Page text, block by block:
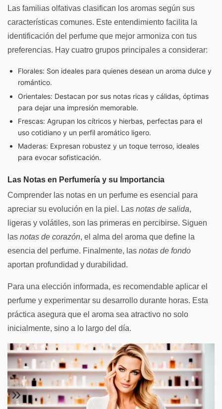
Las familias olfativas clasifican los aromas según sus
características comunes. Este entendimiento facilita la
identificación del perfume que mejor armoniza con tus
preferencias. Hay cuatro grupos principales a considerar:
Florales: Son ideales para quienes desean un aroma dulce y
romántico.
Orientales: Destacan por sus notas ricas y cálidas, óptimas
para dejar una impresión memorable.
Frescas: Agrupan los cítricos y hierbas, perfectas para el
uso cotidiano y un perfil aromático ligero.
Maderas: Expresan robustez y un toque terroso, ideales
para evocar sofisticación.
Las Notas en Perfumería y su Importancia
Comprender las notas en un perfume es esencial para
apreciar su evolución en la piel. Las notas de salida,
ligeras y volátiles, son las primeras en percibirse. Siguen
las notas de corazón, el alma del aroma que define la
esencia del perfume. Finalmente, las notas de fondo
aportan profundidad y durabilidad.
Para una elección informada, es recomendable aplicar el
perfume y experimentar su desarrollo durante horas. Esta
práctica asegura que el aroma sea atractivo no solo
inicialmente, sino a lo largo del día.